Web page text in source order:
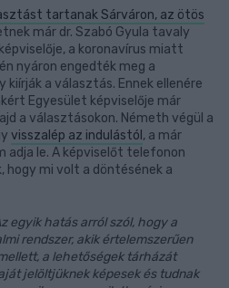
tartanak Sárváron, az ötös
már dr. Szabó Gyula tavaly
a koronavírus miatt
nyáron engedték meg a
a választás. Ennek ellenére
Egyesület képviselője már
a választásokon. Németh végül a
visszalép az indulástól , a már
le. A képviselőt telefonon
hogy mi volt a döntésének a
egyik hatás arról szól, hogy a
rendszer, akik értelemszerűen
a lehetőségek tárházát
jelöltjüknek képesek és tudnak